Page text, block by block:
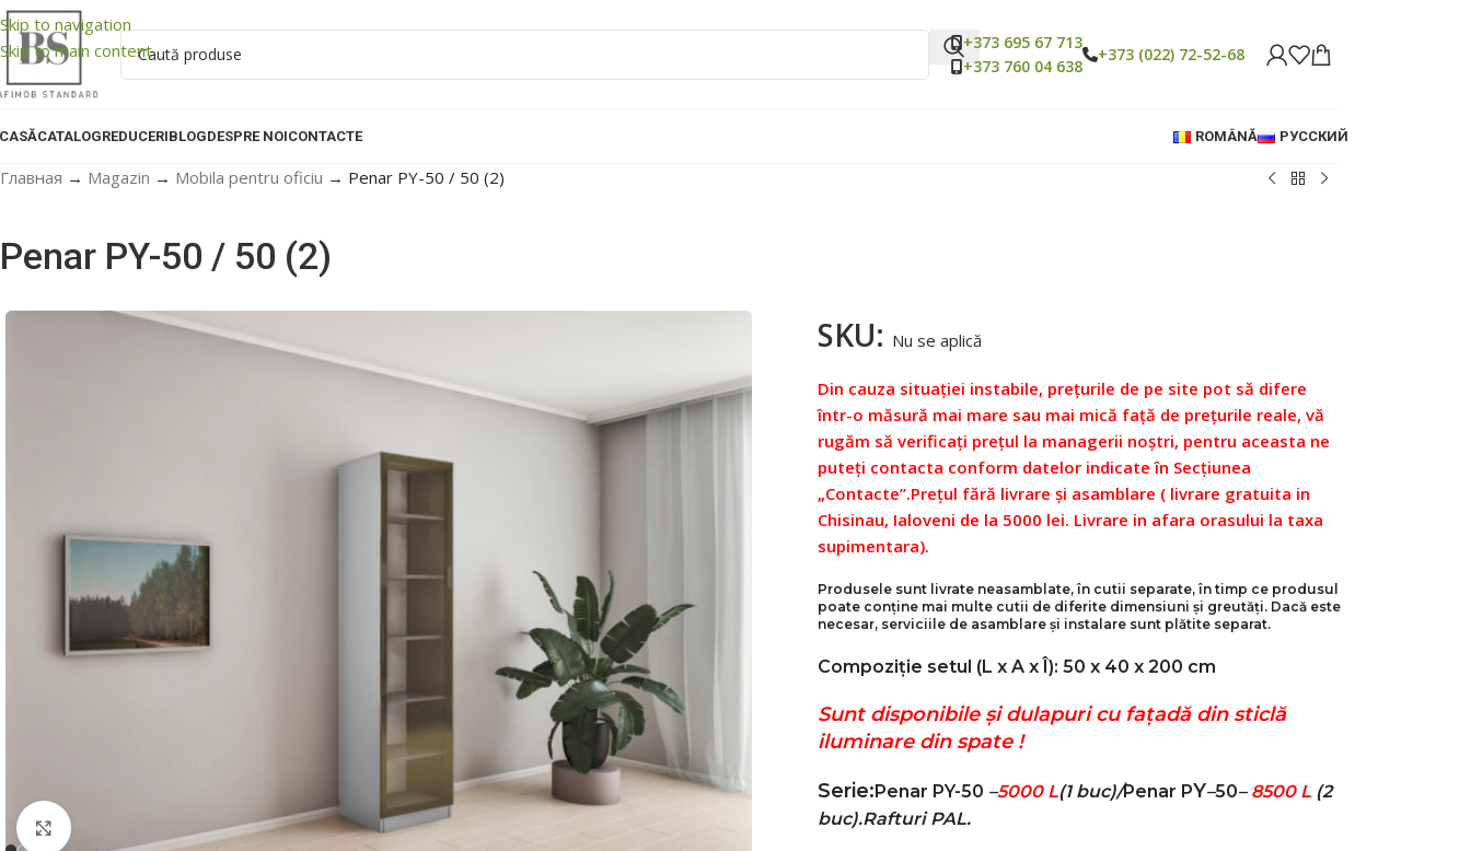
Skip to navigation
Skip to main content
+373 695 67 713
+373 760 04 638
+373 (022) 72-52-68
CATALOGREDUCERIBLOGDESPRE NOICONTACTE ROMÂNĂ РУССКИЙ
Главная → Magazin → Mobila pentru oficiu → Penar PY-50 / 50 (2)
Penar PY-50 / 50 (2)
Faceți click pentru a mări
SKU: Nu se aplică
Din cauza situației instabile, prețurile de pe site pot să difere
într-o măsură mai mare sau mai mică față de prețurile reale, vă
rugăm să verificați prețul la managerii noștri, pentru aceasta ne
puteți contacta conform datelor indicate în Secțiunea
„Contacte”.Prețul fără livrare și asamblare ( livrare gratuita in
Chisinau, Ialoveni de la 5000 lei. Livrare in afara orasului la taxa
supimentara).
Produsele sunt livrate neasamblate, în cutii separate, în timp ce produsul
poate conține mai multe cutii de diferite dimensiuni și greutăți. Dacă este
necesar, serviciile de asamblare și instalare sunt plătite separat.
Compoziție setul (L x A x Î): 50 x 40 x 200 cm
Sunt disponibile și dulapuri cu fațadă din sticlă
iluminare din spate !
Serie:Penar PY-50 –5000 L(1 buc)/Penar PY–50–8500 L (2
buc).Rafturi PAL.